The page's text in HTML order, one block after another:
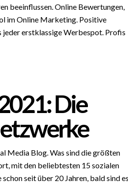
beeinflussen. Online Bewertungen,
im Online Marketing. Positive
jeder erstklassige Werbespot. Profis
Die
Media Blog. Was sind die größten
mit den beliebtesten 15 sozialen
seit über 20 Jahren, bald sind es